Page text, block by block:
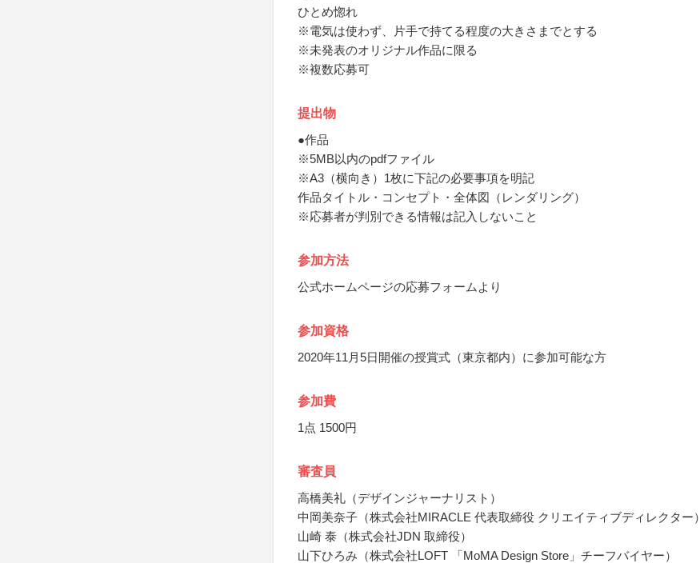
ひとめ惚れ
※電気は使わず、片手で持てる程度の大きさまでとする
※未発表のオリジナル作品に限る
※複数応募可
提出物
●作品
※5MB以内のpdfファイル
※A3（横向き）1枚に下記の必要事項を明記
作品タイトル・コンセプト・全体図（レンダリング）
※応募者が判別できる情報は記入しないこと
参加方法
公式ホームページの応募フォームより
参加資格
2020年11月5日開催の授賞式（東京都内）に参加可能な方
参加費
1点 1500円
審査員
高橋美礼（デザインジャーナリスト）
中岡美奈子（株式会社MIRACLE 代表取締役 クリエイティブディレクター）
山崎 泰（株式会社JDN 取締役）
山下ひろみ（株式会社LOFT 「MoMA Design Store」チーフバイヤー）